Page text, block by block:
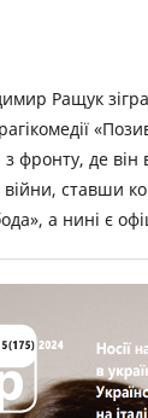
Ращук
з фронту, де
ставши
а нині є